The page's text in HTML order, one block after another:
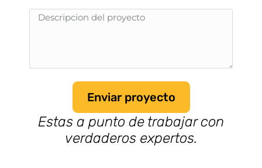
Enviar proyecto
Estas a punto de trabajar con
verdaderos expertos.